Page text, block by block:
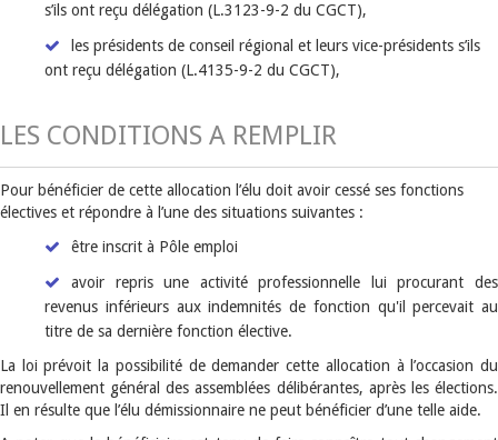
s’ils ont reçu délégation (L.3123-9-2 du CGCT),
les présidents de conseil régional et leurs vice-présidents s’ils
ont reçu délégation (L.4135-9-2 du CGCT),
LES CONDITIONS A REMPLIR
Pour bénéficier de cette allocation l’élu doit avoir cessé ses fonctions
électives et répondre à l’une des situations suivantes :
être inscrit à Pôle emploi
avoir repris une activité professionnelle lui procurant des
revenus inférieurs aux indemnités de fonction qu'il percevait au
titre de sa dernière fonction élective.
La loi prévoit la possibilité de demander cette allocation à l’occasion du
renouvellement général des assemblées délibérantes, après les élections.
Il en résulte que l’élu démissionnaire ne peut bénéficier d’une telle aide.